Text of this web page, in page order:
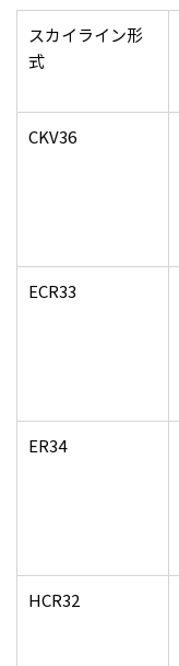
スカイライン形
式
CKV36
ECR33
ER34
HCR32